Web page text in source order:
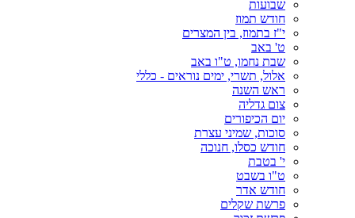
שבועות
חודש תמוז
י"ז בתמוז, בין המצרים
ט' באב
שבת נחמו, ט"ו באב
אלול, תשרי, ימים נוראים - כללי
ראש השנה
צום גדליה
יום הכיפורים
סוכות, שמיני עצרת
חודש כסלו, חנוכה
י' בטבת
ט"ו בשבט
חודש אדר
פרשת שקלים